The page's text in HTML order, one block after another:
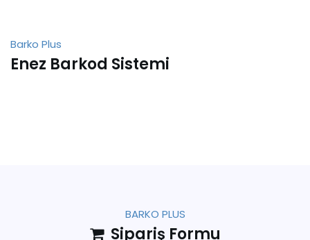
Barko Plus
Enez Barkod Sistemi
BARKO PLUS
Sipariş Formu